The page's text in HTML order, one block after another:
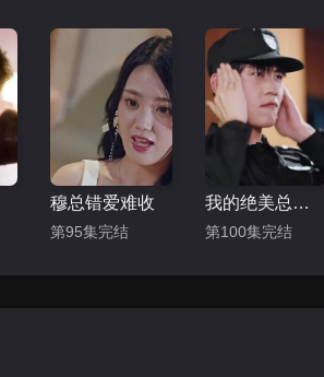
穆总错爱难收
第95集完结
我的绝美总裁女老板
第100集完结